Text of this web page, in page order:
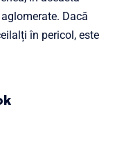
Dacă
în pericol, este